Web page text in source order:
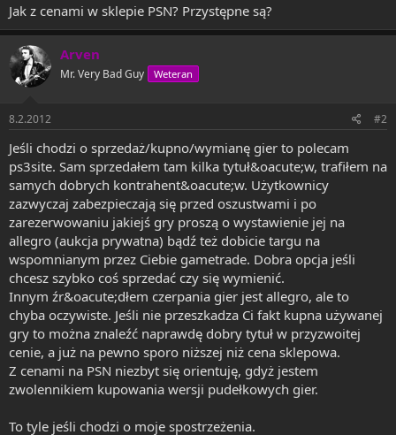
Jak z cenami w sklepie PSN? Przystępne są?
Arven
Mr. Very Bad Guy Weteran
8.2.2012 #2
Jeśli chodzi o sprzedaż/kupno/wymianę gier to polecam
ps3site. Sam sprzedałem tam kilka tytuł&oacute;w, trafiłem na
samych dobrych kontrahent&oacute;w. Użytkownicy
zazwyczaj zabezpieczają się przed oszustwami i po
zarezerwowaniu jakiejś gry proszą o wystawienie jej na
allegro (aukcja prywatna) bądź też dobicie targu na
wspomnianym przez Ciebie gametrade. Dobra opcja jeśli
chcesz szybko coś sprzedać czy się wymienić.
Innym źr&oacute;dłem czerpania gier jest allegro, ale to
chyba oczywiste. Jeśli nie przeszkadza Ci fakt kupna używanej
gry to można znaleźć naprawdę dobry tytuł w przyzwoitej
cenie, a już na pewno sporo niższej niż cena sklepowa.
Z cenami na PSN niezbyt się orientuję, gdyż jestem
zwolennikiem kupowania wersji pudełkowych gier.
To tyle jeśli chodzi o moje spostrzeżenia.